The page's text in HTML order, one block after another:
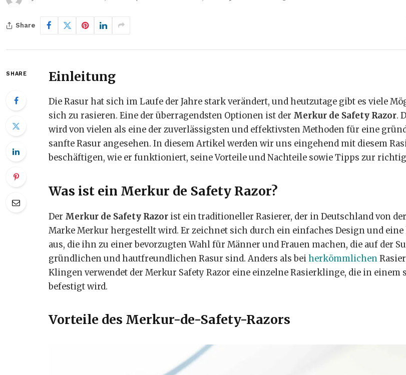
Share
SHARE Einleitung
Die Rasur hat sich im Laufe der Jahre stark verändert, und heutzutage gibt es viele
sich zu rasieren. Eine der überragendsten Optionen ist der Merkur de Safety Razor.
wird von vielen als eine der zuverlässigsten und effektivsten Methoden für eine
sanfte Rasur angesehen. In diesem Artikel werden wir uns eingehend mit diesem
beschäftigen, wie er funktioniert, seine Vorteile und Nachteile sowie Tipps zur
Was ist ein Merkur de Safety Razor?
Der Merkur de Safety Razorist ein traditioneller Rasierer, der in Deutschland von
Marke Merkur hergestellt wird. Er zeichnet sich durch ein einfaches Design und eine
aus, die ihn zu einer bevorzugten Wahl für Männer und Frauen machen, die auf der
gründlichen und hautfreundlichen Rasur sind. Anders als beiherkömmlichen
Klingen verwendet der Merkur Safety Razor eine einzelne Rasierklinge, die in einem
befestigt wird.
Vorteile des Merkur-de-Safety-Razors